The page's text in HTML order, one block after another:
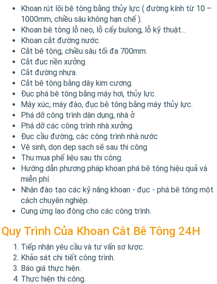
Khoan rút lõi bê tông bằng thủy lực ( đường kính từ 10 –
1000mm, chiều sâu không hạn chế ).
Khoan bê tông lỗ neo, lỗ cấy bulong, lỗ kỹ thuật…
Khoan cắt đường nước.
Cắt bê tông, chiều sâu tối đa 700mm.
Cắt đục nền xưởng.
Cắt đường nhựa.
Cắt bê tông bằng dây kim cương.
Đục phá bê tông bằng máy hơi, thủy lực.
Máy xúc, máy đào, đục bê tông bằng máy thủy lực.
Phá dỡ công trình dân dụng, nhà ở
Phá dỡ các công trình nhà xưởng.
Đục cầu đường, các công trình nhà nước
Vệ sinh, dọn dẹp sạch sẽ sau thi công
Thu mua phế liệu sau thi công.
Hướng dẫn phương pháp khoan phá bê tông hiệu quả và
miễn phí.
Nhận đào tạo các kỹ năng khoan - đục - phá bê tông một
cách chuyên nghiệp.
Cung ứng lao động cho các công trình.
Quy Trình Của Khoan Cắt Bê Tông 24H
Tiếp nhận yêu cầu và tư vấn sơ lược.
Khảo sát chi tiết công trình.
Báo giá thực hiện.
Thực hiện thi công.